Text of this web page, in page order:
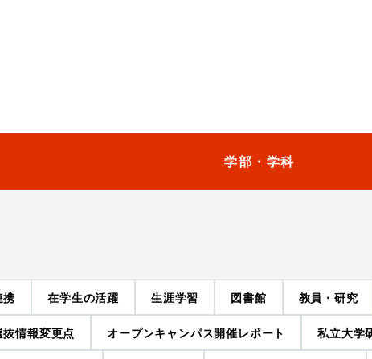
学部・学科
携 在学生の活躍 生涯学習 図書館 教員・研究
情報変更点 オープンキャンパス開催レポート 私立大学